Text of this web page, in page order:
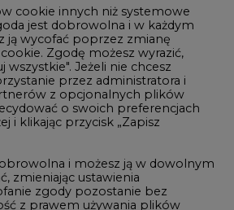
pracowników, zobacz nowe
w końcowy etap
danych osobowych.
że Administratorem
Agencja Rynku Energii S.A., ul.
Warszawa.
danych osobowych
cookie znajdą Państwo
.